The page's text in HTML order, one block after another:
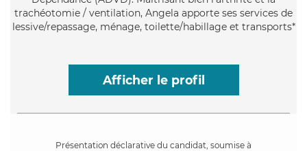
trachéotomie / ventilation, Angela apporte ses services de
lessive/repassage, ménage, toilette/habillage et transports*
Afficher le profil
Présentation déclarative du candidat, soumise à